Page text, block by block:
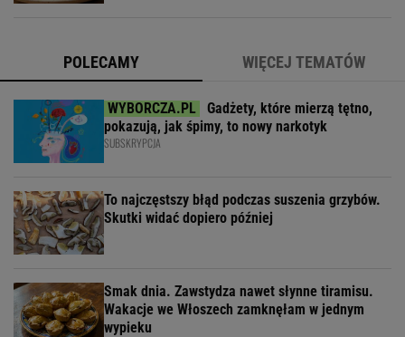
POLECAMY WIĘCEJ TEMATÓW
Gadżety, które mierzą tętno,
pokazują, jak śpimy, to nowy narkotyk
SUBSKRYPCJA
To najczęstszy błąd podczas suszenia grzybów.
Skutki widać dopiero później
Smak dnia. Zawstydza nawet słynne tiramisu.
Wakacje we Włoszech zamknęłam w jednym
wypieku